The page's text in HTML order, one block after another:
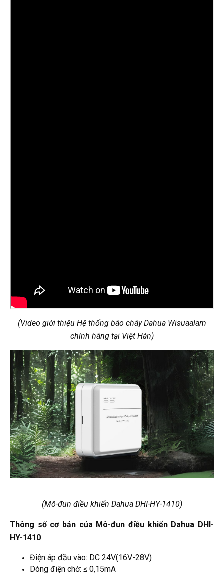
(Video giới thiệu Hệ thống báo cháy Dahua Wisuaalam
chính hãng tại Việt Hàn)
(Mô-đun điều khiển Dahua DHI-HY-1410)
Thông số cơ bản của Mô-đun điều khiển Dahua DHI-
HY-1410
Điện áp đầu vào: DC 24V(16V-28V)
Dòng điện chờ: ≤ 0,15mA